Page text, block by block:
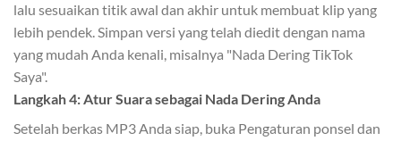
lalu sesuaikan titik awal dan akhir untuk membuat klip yang
lebih pendek. Simpan versi yang telah diedit dengan nama
yang mudah Anda kenali, misalnya "Nada Dering TikTok
Saya".
Langkah 4: Atur Suara sebagai Nada Dering Anda
Setelah berkas MP3 Anda siap, buka Pengaturan ponsel dan